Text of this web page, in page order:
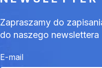
Zapraszamy do
do naszego newslettera
E-mail